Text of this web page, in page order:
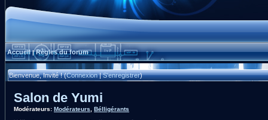
Accueil|Règles du forum
Bienvenue, Invité ! (Connexion|S'enregistrer)
Salon de Yumi
Modérateurs: Modérateurs
Bélligérants